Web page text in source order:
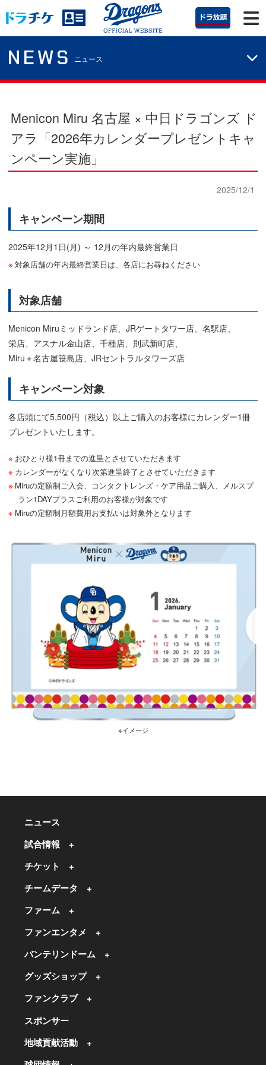
NEWS ニュース
Menicon Miru 名古屋 × 中日ドラゴンズ ド
アラ「2026年カレンダープレゼントキャ
ンペーン実施」
2025/12/1
キャンペーン期間
2025年12月1日(月) ～ 12月の年内最終営業日
対象店舗の年内最終営業日は、各店にお尋ねください
対象店舗
Menicon Miruミッドランド店、 JRゲートタワー店、 名駅店、
栄店、 アスナル金山店、 千種店、 則武新町店、
Miru＋名古屋笹島店、 JRセントラルタワーズ店
キャンペーン対象
各店頭にて5,500円（税込）以上ご購入のお客様にカレンダー1冊
プレゼントいたします。
おひとり様1冊までの進呈とさせていただきます
カレンダーがなくなり次第進呈終了とさせていただきます
Miruの定額制ご入会、コンタクトレンズ・ケア用品ご購入、メルスプ
ラン1DAYプラスご利用のお客様が対象です
Miruの定額制月額費用お支払いは対象外となります
※イメージ
ニュース
試合情報
チケット
チームデータ
ファーム
ファンエンタメ
バンテリンドーム
グッズショップ
ファンクラブ
スポンサー
地域貢献活動